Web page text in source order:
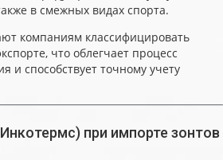
в смежных видах спорта.
компаниям классифицировать
что облегчает процесс
и способствует точному учету
при импорте зонтов